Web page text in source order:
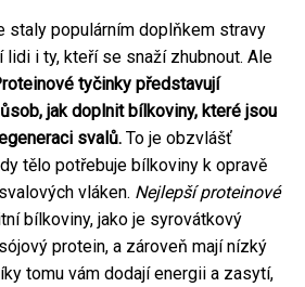
staly populárním doplňkem stravy
i ty, kteří se snaží zhubnout. Ale
tyčinky představují
jak doplnit bílkoviny, které jsou
svalů. To je obzvlášť
tělo potřebuje bílkoviny k opravě
vláken. Nejlepší proteinové
bílkoviny, jako je syrovátkový
protein, a zároveň mají nízký
tomu vám dodají energii a zasytí,